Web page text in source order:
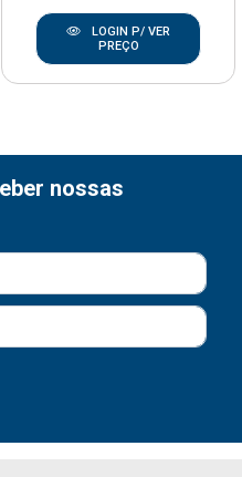
LOGIN P/ VER
PREÇO
nossas